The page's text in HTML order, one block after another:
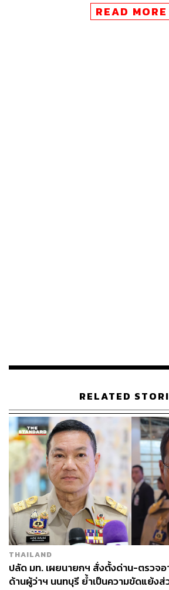
ว่าการกระทรวงมหาดไทยคนเก่าจะโด
ภูมิธรรม กล่าวว่า ไม่ได้ย้ายเพราะใกล้
ถึงสามเดือน แล้วค่อยปรับกำลัง เพราะ
ปรับกำลังอยู่แล้ว ดังนั้นตรงไหน ที่เป็น
ส่วนตรงไหนที่ดีก็ได้รับการโปรโมต”
เมื่อผู้สื่อข่าวถามว่า ช่วง 3 เดือนนี้จะมีก
มากหรือไม่ นายภูมิธรรม กล่าวว่า เยอะ
ทำงาน
เมื่อผู้สื่อข่าวถามว่า มีข่าวว่าผู้ว่าราชก
ได้โยกย้ายมาเป็นอธิบดีกรมการปกครอ
ก่อนบอกว่า ”พวกคุณรู้ดีกว่าผมอีก ผมยั
มันไม่ควรไปบอกอะไรก่อนเพราะไม่รู้ว่
จะอนุมัติหรือเปล่า”
READ MORE
RELATED
THAILAND
ปลัด มท. เผยนายกฯ สั่งตั้งด่าน-ตรวจอ
ด้านผู้ว่าฯ นนทบุรี ย้ำเป็นความขัดแย้งส่